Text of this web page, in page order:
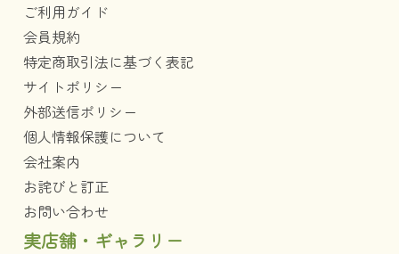
ご利用ガイド
会員規約
特定商取引法に基づく表記
サイトポリシー
外部送信ポリシー
個人情報保護について
会社案内
お詫びと訂正
お問い合わせ
実店舗・ギャラリー